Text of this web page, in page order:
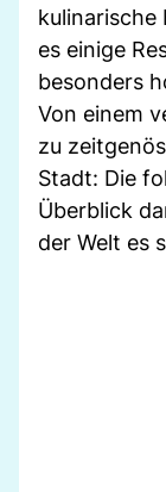
kulinarische
es einige
besonders
Von einem
zu
Stadt: Die
Überblick
der Welt es